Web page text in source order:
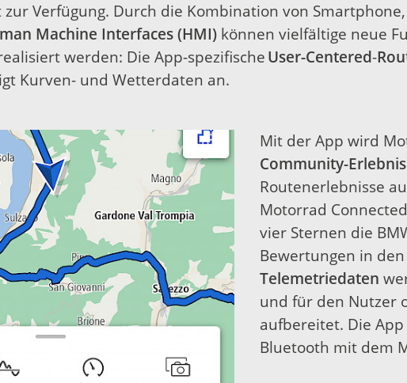
Verfügung. Durch die Kombination von
Machine Interfaces (HMI) können vielfältige neue
werden: Die App-spezifischeUser-Centered-
Kurven- und Wetterdaten an.
Mit der App wird
Community-Erlebnis
Routenerlebnisse
Motorrad
vier Sternen die
Bewertungen in
Telemetriedaten
und für den Nutzer
aufbereitet. Die
Bluetooth mit dem